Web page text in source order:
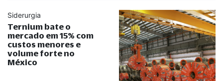
Siderurgia
Ternium bate o
mercado em 15% com
custos menores e
volume forte no
México